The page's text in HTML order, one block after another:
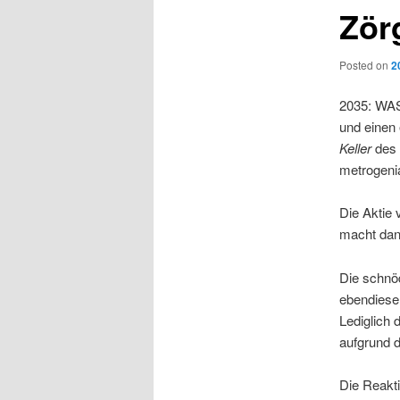
Posted on
2035:
und
Kellerdes
Die Aktie
macht
Die
Lediglich
aufgrund
Die